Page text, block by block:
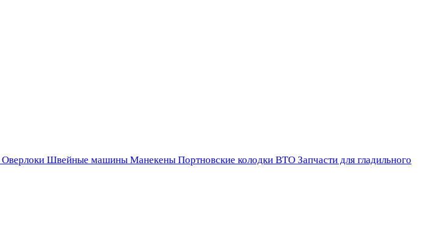
Оверлоки Швейные машины Манекены Портновские колодки ВТО Запчасти для гладильного